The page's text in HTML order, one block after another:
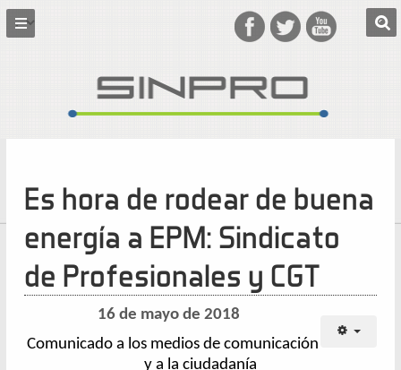
Es hora de rodear de buena
energía a EPM: Sindicato
de Profesionales y CGT
16 de mayo de 2018
Comunicado a los medios de comunicación
y a la ciudadanía